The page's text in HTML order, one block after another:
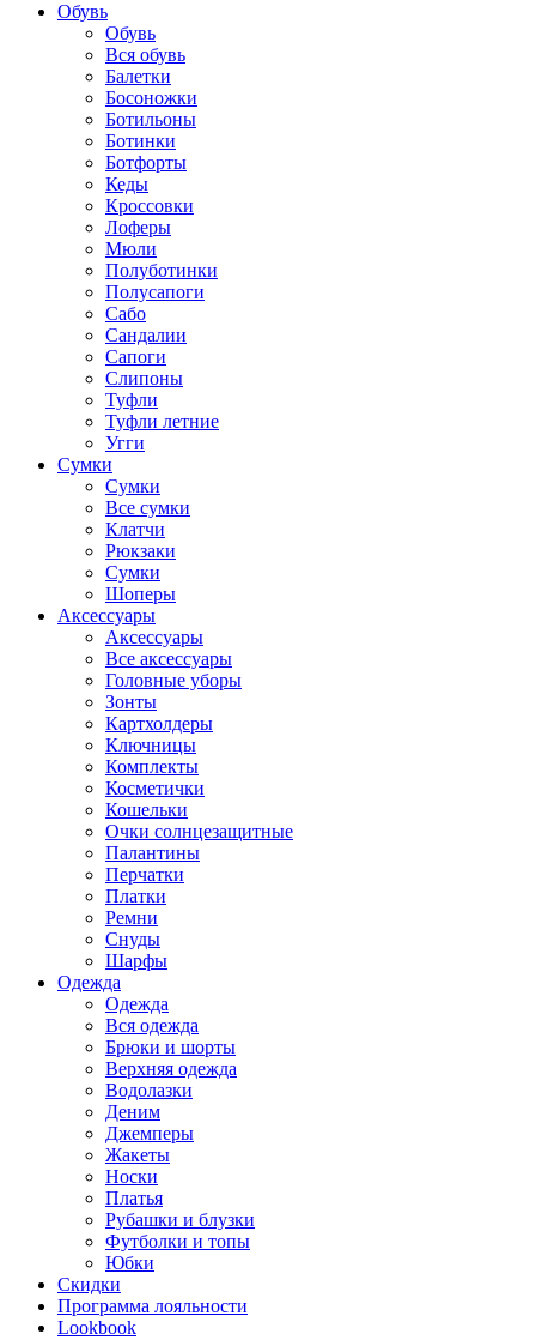
Обувь
Обувь
Вся обувь
Балетки
Босоножки
Ботильоны
Ботинки
Ботфорты
Кеды
Кроссовки
Лоферы
Мюли
Полуботинки
Полусапоги
Сабо
Сандалии
Сапоги
Слипоны
Туфли
Туфли летние
Угги
Сумки
Сумки
Все сумки
Клатчи
Рюкзаки
Сумки
Шоперы
Аксессуары
Аксессуары
Все аксессуары
Головные уборы
Зонты
Картхолдеры
Ключницы
Комплекты
Косметички
Кошельки
Очки солнцезащитные
Палантины
Перчатки
Платки
Ремни
Снуды
Шарфы
Одежда
Одежда
Вся одежда
Брюки и шорты
Верхняя одежда
Водолазки
Деним
Джемперы
Жакеты
Носки
Платья
Рубашки и блузки
Футболки и топы
Юбки
Скидки
Программа лояльности
Lookbook